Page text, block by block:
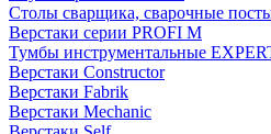
Столы сварщика, сварочные
Верстаки серии PROFI M
Тумбы инструментальные
Верстаки Constructor
Верстаки Fabrik
Верстаки Mechanic